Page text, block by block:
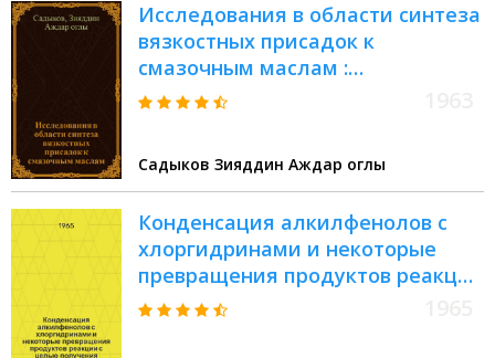
Исследования в области синтеза
вязкостных присадок к
смазочным маслам :
Автореферат дис. на соискание
Садыков Зияддин Аждар оглы
Конденсация алкилфенолов с
хлоргидринами и некоторые
превращения продуктов реакции
с целью получения присадок к